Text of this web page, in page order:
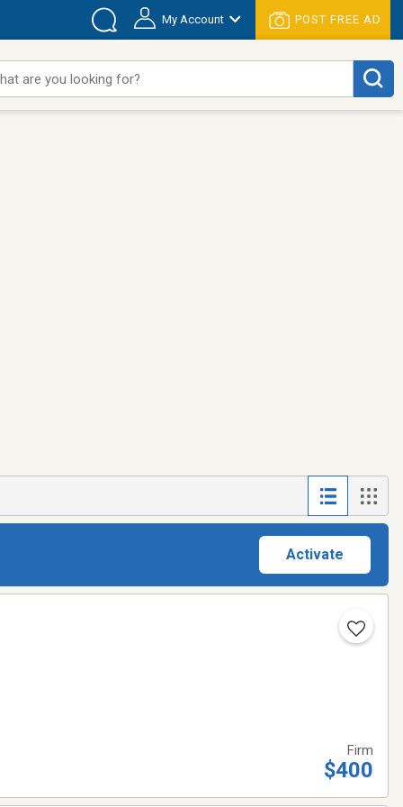
My Account POST FREE AD
are you looking for?
Activate
Firm
$400